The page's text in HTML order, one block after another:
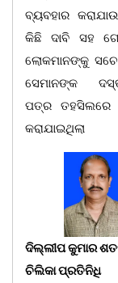
ବ୍ୟବହାର
କିଛି ଦାବି ସହ
ଲୋକମାନଙ୍କୁ
ସେମାନଙ୍କ
ପତ୍ର ତହସିଲରେ
କରାଯାଇଥିଲା
ଦିଲ୍ଲୀପ କୁମାର
ଚିଲିକା ପ୍ରତିନିଧି